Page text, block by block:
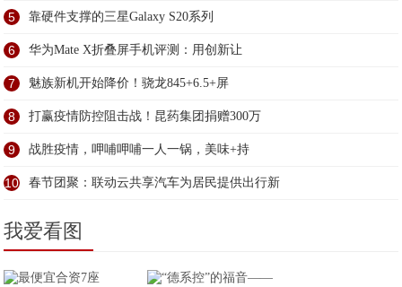
5 靠硬件支撑的三星Galaxy S20系列
6 华为Mate X折叠屏手机评测：用创新让
7 魅族新机开始降价！骁龙845+6.5+屏
8 打赢疫情防控阻击战！昆药集团捐赠300万
9 战胜疫情，呷哺呷哺一人一锅，美味+持
10 春节团聚：联动云共享汽车为居民提供出行新
我爱看图